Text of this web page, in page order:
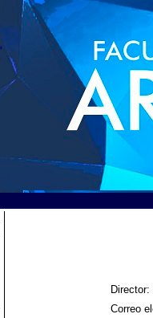
Director:
Correo